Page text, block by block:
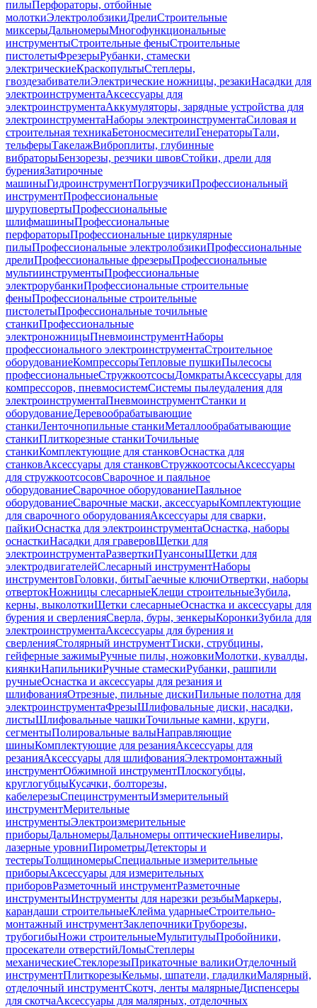
пилыПерфораторы, отбойные
молоткиЭлектролобзикиДрелиСтроительные
миксерыДальномерыМногофункциональные
инструментыСтроительные феныСтроительные
пистолетыФрезерыРубанки, стамески
электрическиеКраскопультыСтеплеры,
гвоздезабивателиЭлектрические ножницы, резакиНасадки для
электроинструментаАксессуары для
электроинструментаАккумуляторы, зарядные устройства для
электроинструментаНаборы электроинструментаСиловая и
строительная техникаБетоносмесителиГенераторыТали,
тельферыТакелажВиброплиты, глубинные
вибраторыБензорезы, резчики швовСтойки, дрели для
буренияЗатирочные
машиныГидроинструментПогрузчикиПрофессиональный
инструментПрофессиональные
шуруповертыПрофессиональные
шлифмашиныПрофессиональные
перфораторыПрофессиональные циркулярные
пилыПрофессиональные электролобзикиПрофессиональные
дрелиПрофессиональные фрезерыПрофессиональные
мультиинструментыПрофессиональные
электрорубанкиПрофессиональные строительные
феныПрофессиональные строительные
пистолетыПрофессиональные точильные
станкиПрофессиональные
электроножницыПневмоинструментНаборы
профессионального электроинструментаСтроительное
оборудованиеКомпрессорыТепловые пушкиПылесосы
профессиональныеСтружкоотсосыДомкратыАксессуары для
компрессоров, пневмосистемСистемы пылеудаления для
электроинструментаПневмоинструментСтанки и
оборудованиеДеревообрабатывающие
станкиЛенточнопильные станкиМеталлообрабатывающие
станкиПлиткорезные станкиТочильные
станкиКомплектующие для станковОснастка для
станковАксессуары для станковСтружкоотсосыАксессуары
для стружкоотсосовСварочное и паяльное
оборудованиеСварочное оборудованиеПаяльное
оборудованиеСварочные маски, аксессуарыКомплектующие
для сварочного оборудованияАксессуары для сварки,
пайкиОснастка для электроинструментаОснастка, наборы
оснасткиНасадки для граверовЩетки для
электроинструментаРазверткиПуансоныЩетки для
электродвигателейСлесарный инструментНаборы
инструментовГоловки, битыГаечные ключиОтвертки, наборы
отвертокНожницы слесарныеКлещи строительныеЗубила,
керны, выколоткиЩетки слесарныеОснастка и аксессуары для
бурения и сверленияСверла, буры, зенкерыКоронкиЗубила для
электроинструментаАксессуары для бурения и
сверленияСтолярный инструментТиски, струбцины,
гейферные зажимыРучные пилы, ножовкиМолотки, кувалды,
киянкиНапильникиРучные стамескиРубанки, рашпили
ручныеОснастка и аксессуары для резания и
шлифованияОтрезные, пильные дискиПильные полотна для
электроинструментаФрезыШлифовальные диски, насадки,
листыШлифовальные чашкиТочильные камни, круги,
сегментыПолировальные валыНаправляющие
шиныКомплектующие для резанияАксессуары для
резанияАксессуары для шлифованияЭлектромонтажный
инструментОбжимной инструментПлоскогубцы,
круглогубцыКусачки, болторезы,
кабелерезыСпецинструментыИзмерительный
инструментМерительные
инструментыЭлектроизмерительные
приборыДальномерыДальномеры оптическиеНивелиры,
лазерные уровниПирометрыДетекторы и
тестерыТолщиномерыСпециальные измерительные
приборыАксессуары для измерительных
приборовРазметочный инструментРазметочные
инструментыИнструменты для нарезки резьбыМаркеры,
карандаши строительныеКлейма ударныеСтроительно-
монтажный инструментЗаклепочникиТруборезы,
трубогибыНожи строительныеМультитулыПробойники,
просекатели отверстийЛомыСтеплеры
механическиеСтеклорезыПрикаточные валикиОтделочный
инструментПлиткорезыКельмы, шпатели, гладилкиМалярный,
отделочный инструментСкотч, ленты малярныеДиспенсеры
для скотчаАксессуары для малярных, отделочных